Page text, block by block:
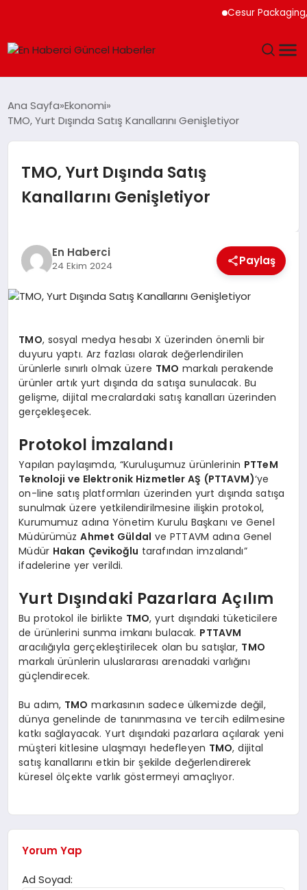
Cesur Packaging,
SPOR
SAĞLIK
TEKNOLOJI
DÜNYA
EĞITIM
SIYASET
Ana Sayfa Ekonomi
TMO, Yurt Dışında Satış Kanallarını Genişletiyor
TMO, Yurt Dışında Satış
Kanallarını Genişletiyor
En Haberci
24 Ekim 2024 Paylaş
TMO, sosyal medya hesabı X üzerinden önemli bir
duyuru yaptı. Arz fazlası olarak değerlendirilen
ürünlerle sınırlı olmak üzere TMO markalı perakende
ürünler artık yurt dışında da satışa sunulacak. Bu
gelişme, dijital mecralardaki satış kanalları üzerinden
gerçekleşecek.
Protokol İmzalandı
Yapılan paylaşımda, “Kuruluşumuz ürünlerinin PTTeM
Teknoloji ve Elektronik Hizmetler AŞ (PTTAVM)‘ye
on-line satış platformları üzerinden yurt dışında satışa
sunulmak üzere yetkilendirilmesine ilişkin protokol,
Kurumumuz adına Yönetim Kurulu Başkanı ve Genel
MüdürümüzAhmet Güldal ve PTTAVM adına Genel
Müdür Hakan Çevikoğlu tarafından imzalandı”
ifadelerine yer verildi.
Yurt Dışındaki Pazarlara Açılım
Bu protokol ile birlikte TMO, yurt dışındaki tüketicilere
de ürünlerini sunma imkanı bulacak. PTTAVM
aracılığıyla gerçekleştirilecek olan bu satışlar, TMO
markalı ürünlerin uluslararası arenadaki varlığını
güçlendirecek.
Bu adım, TMO markasının sadece ülkemizde değil,
dünya genelinde de tanınmasına ve tercih edilmesine
katkı sağlayacak. Yurt dışındaki pazarlara açılarak yeni
müşteri kitlesine ulaşmayı hedefleyen TMO, dijital
satış kanallarını etkin bir şekilde değerlendirerek
küresel ölçekte varlık göstermeyi amaçlıyor.
Yorum Yap
Ad Soyad: